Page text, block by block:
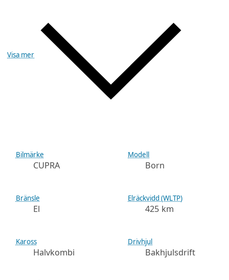
Visa mer
Bilmärke
CUPRA
Modell
Born
Bränsle
El
Elräckvidd (WLTP)
425 km
Kaross
Halvkombi
Drivhjul
Bakhjulsdrift